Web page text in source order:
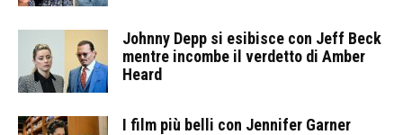
Johnny Depp si esibisce con Jeff Beck
mentre incombe il verdetto di Amber
Heard
I film più belli con Jennifer Garner